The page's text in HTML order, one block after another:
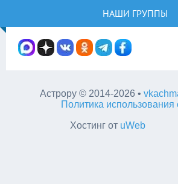
НАШИ ГРУППЫ
Астрору ©2014-2026 •
Политика использования
Хостинг от uWeb